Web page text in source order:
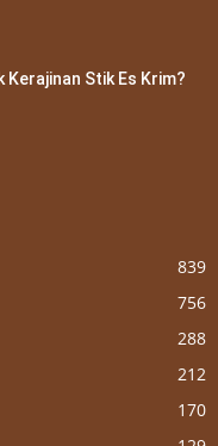
Kerajinan Stik Es Krim?
839
756
288
212
170